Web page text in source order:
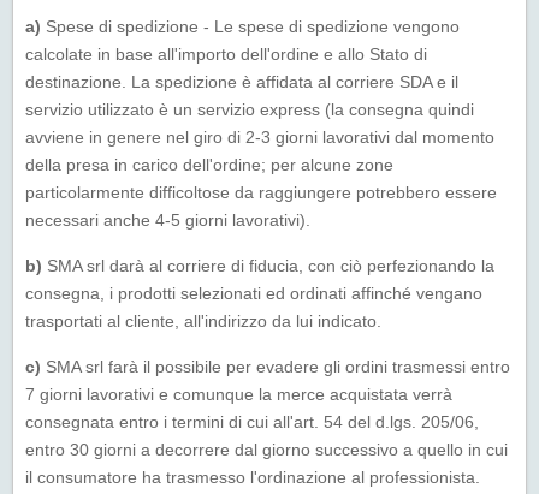
a) Spese di spedizione - Le spese di spedizione vengono
calcolate in base all'importo dell'ordine e allo Stato di
destinazione. La spedizione è affidata al corriere SDA e il
servizio utilizzato è un servizio express (la consegna quindi
avviene in genere nel giro di 2-3 giorni lavorativi dal momento
della presa in carico dell'ordine; per alcune zone
particolarmente difficoltose da raggiungere potrebbero essere
necessari anche 4-5 giorni lavorativi).
b) SMA srl darà al corriere di fiducia, con ciò perfezionando la
consegna, i prodotti selezionati ed ordinati affinché vengano
trasportati al cliente, all'indirizzo da lui indicato.
c) SMA srl farà il possibile per evadere gli ordini trasmessi entro
7 giorni lavorativi e comunque la merce acquistata verrà
consegnata entro i termini di cui all'art. 54 del d.lgs. 205/06,
entro 30 giorni a decorrere dal giorno successivo a quello in cui
il consumatore ha trasmesso l'ordinazione al professionista.